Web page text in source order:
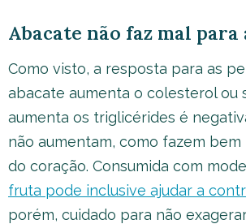
Abacate não faz mal para
Como visto, a resposta para as
abacate aumenta o colesterol ou
aumenta os triglicérides é
não aumentam, como fazem bem
do coração. Consumida com
fruta pode inclusive ajudar a
porém, cuidado para não